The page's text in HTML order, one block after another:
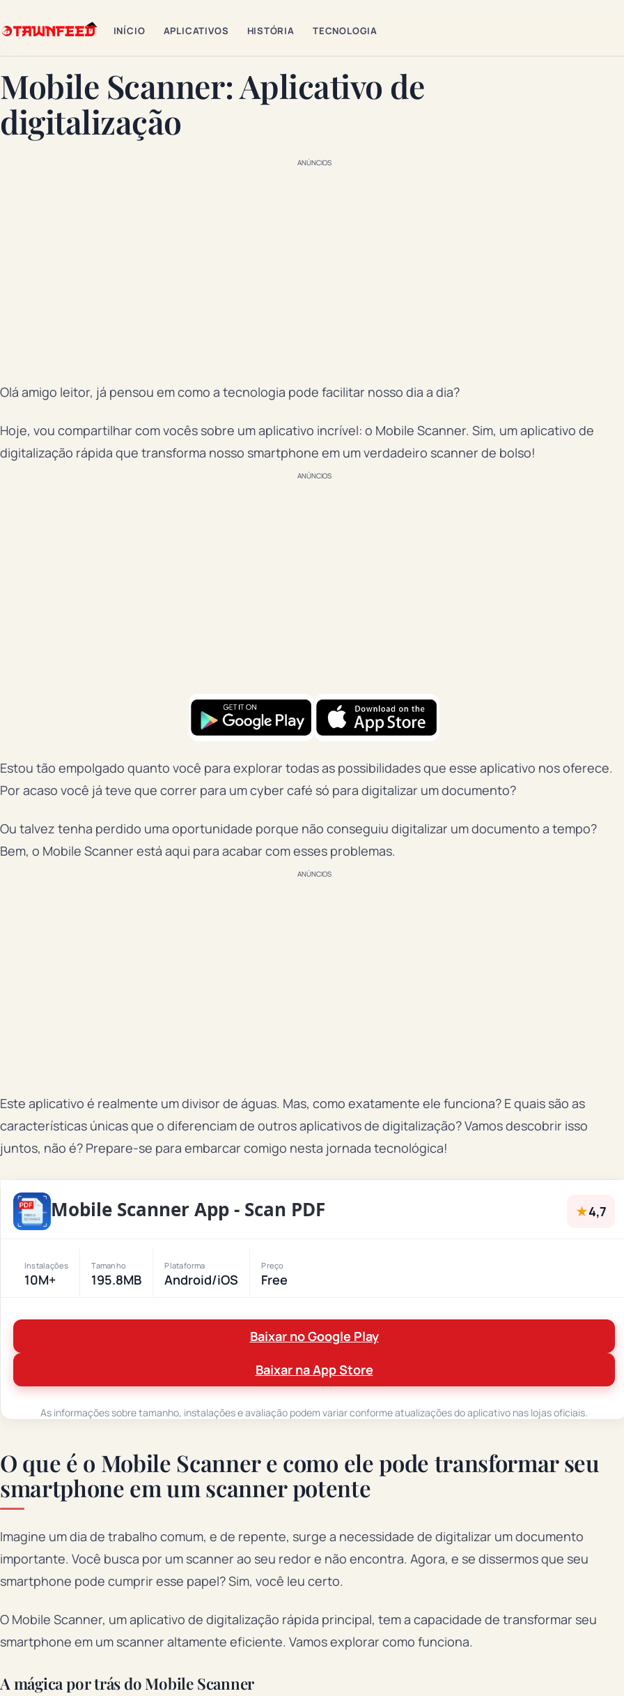
INÍCIO APLICATIVOS HISTÓRIA TECNOLOGIA
Mobile Scanner: Aplicativo de
digitalização
ANÚNCIOS
Olá amigo leitor, já pensou em como a tecnologia pode facilitar nosso dia a dia?
Hoje, vou compartilhar com vocês sobre um aplicativo incrível: o Mobile Scanner. Sim, um aplicativo de
digitalização rápida que transforma nosso smartphone em um verdadeiro scanner de bolso!
ANÚNCIOS
Estou tão empolgado quanto você para explorar todas as possibilidades que esse aplicativo nos oferece.
Por acaso você já teve que correr para um cyber café só para digitalizar um documento?
Ou talvez tenha perdido uma oportunidade porque não conseguiu digitalizar um documento a tempo?
Bem, o Mobile Scanner está aqui para acabar com esses problemas.
ANÚNCIOS
Este aplicativo é realmente um divisor de águas. Mas, como exatamente ele funciona? E quais são as
características únicas que o diferenciam de outros aplicativos de digitalização? Vamos descobrir isso
juntos, não é? Prepare-se para embarcar comigo nesta jornada tecnológica!
Mobile Scanner App - Scan PDF ★4,7
Instalações
10M+
Tamanho
195.8MB
Plataforma
Android/iOS
Preço
Free
Baixar no Google Play
Baixar na App Store
As informações sobre tamanho, instalações e avaliação podem variar conforme atualizações do aplicativo nas lojas oficiais.
O que é o Mobile Scanner e como ele pode transformar seu
smartphone em um scanner potente
Imagine um dia de trabalho comum, e de repente, surge a necessidade de digitalizar um documento
importante. Você busca por um scanner ao seu redor e não encontra. Agora, e se dissermos que seu
smartphone pode cumprir esse papel? Sim, você leu certo.
O Mobile Scanner, um aplicativo de digitalização rápida principal, tem a capacidade de transformar seu
smartphone em um scanner altamente eficiente. Vamos explorar como funciona.
A mágica por trás do Mobile Scanner